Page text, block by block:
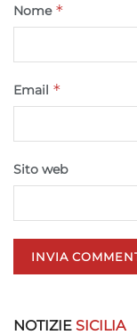
Nome *
Email *
Sito web
NOTIZIE SICILIA